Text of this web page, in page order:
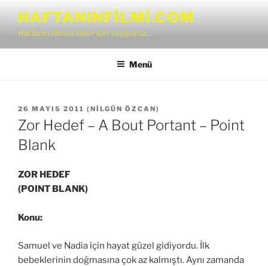
HAFTANINFILMI.COM
Haftanın filmini sizler için seçiyoruz…
Menü
YAYIM
TARIHI
26 MAYIS 2011 ( NILGÜN ÖZCAN)
Zor Hedef – A Bout Portant – Point
Blank
ZOR HEDEF
(POINT BLANK)
Konu:
Samuel ve Nadia için hayat güzel gidiyordu. İlk
bebeklerinin doğmasına çok az kalmıştı. Aynı zamanda